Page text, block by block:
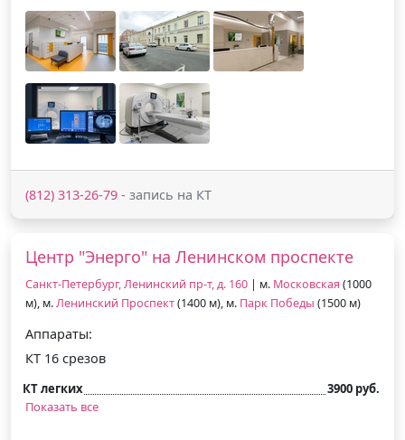
(812) 313-26-79 - запись на КТ
Центр "Энерго" на Ленинском проспекте
Санкт-Петербург, Ленинский пр-т, д. 160 | м. Московская (1000
м), м.Ленинский Проспект(1400 м), м. Парк Победы (1500 м)
Аппараты:
КТ 16 срезов
КТ легких
3900 руб.
Показать все